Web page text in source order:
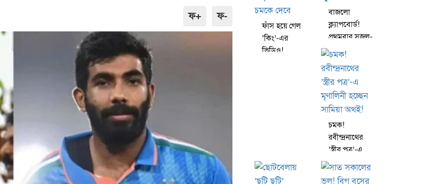
ফ+ ফ-
ফাঁস হয়ে গেল
‘কিং’-এর
ভিডিও!
বাজলো
ক্ল্যাপবোর্ড!
প্রথমবার সজল-
মিষ্টি জুটি,
শিরোনাম
‘দুজনে’
চমক!
রবীন্দ্রনাথের
‘স্ত্রীর পত্র’-এ
মৃণালিনী হচ্ছেন
সামিয়া অথই!